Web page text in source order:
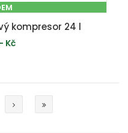
kompresor 24 l
Kč